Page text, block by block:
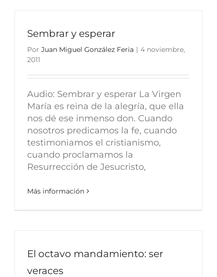
Sembrar y esperar
Por Juan Miguel González Feria | 4 noviembre,
2011
Audio: Sembrar y esperar La Virgen
María es reina de la alegría, que ella
nos dé ese inmenso don. Cuando
nosotros predicamos la fe, cuando
testimoniamos el cristianismo,
cuando proclamamos la
Resurrección de Jesucristo,
Más información
El octavo mandamiento: ser
veraces